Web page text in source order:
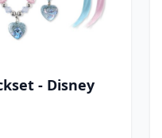
- Disney